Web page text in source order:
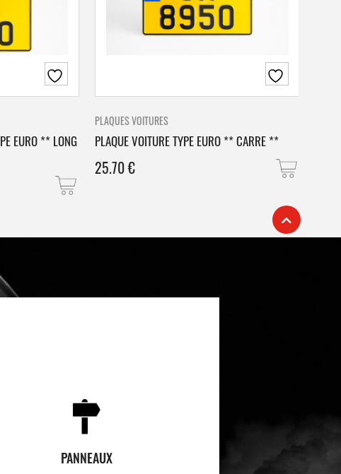
EURO ** LONG
PLAQUES VOITURES
PLAQUE VOITURE TYPE EURO ** CARRE **
25.70€
PANNEAUX